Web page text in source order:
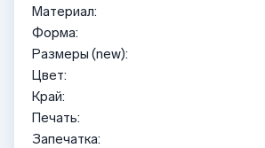
Материал:
Форма:
Размеры (new):
Цвет:
Край:
Печать:
Запечатка: